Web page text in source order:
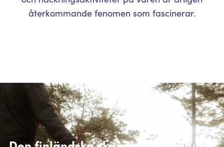
återkommande fenomen som fascinerar.